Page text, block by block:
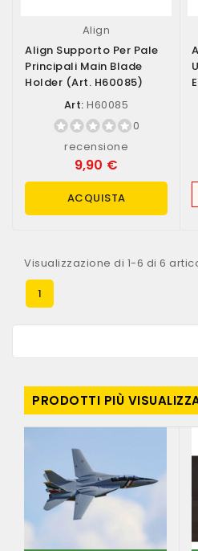
Align
Align Supporto Per Pale
Principali Main Blade
Holder (art. H60085)
Art: H60085
0
recensione
9,90 €
ACQUISTA
Visualizzazione di 1-6 di 6
1
PRODOTTI PIÙ